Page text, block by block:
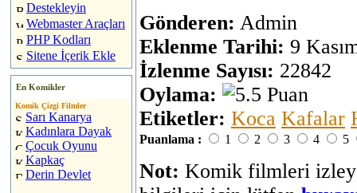
Destekleyin
Webmaster Araçları
PHP Kodları
Sitene İçerik Ekle
En Komikler
Komik Çizgi Filmler
Sarı Kanarya
Kadınlara Dayak
Çocuk Oyunu
Kapkaç
Derin Devlet
Gönderen: Admin
Eklenme Tarihi: 9
İzlenme Sayısı: 22842
Oylama:
Etiketler: Koca Kafalar
Puanlama : 1 2 3 4 5
Not: Komik filmleri